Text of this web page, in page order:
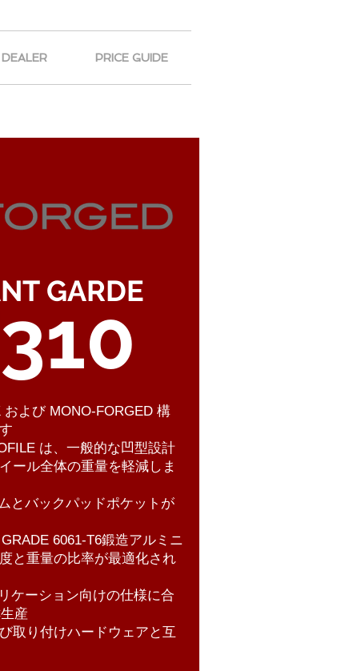
DEALER PRICE GUIDE
GARDE
および MONO-FORGED 構
は、一般的な凹型設計
ール全体の重量を軽減しま
とバックパッドポケットが
6061-T6鍛造アルミニ
と重量の比率が最適化され
ケーション向けの仕様に合
産
取り付けハードウェアと互